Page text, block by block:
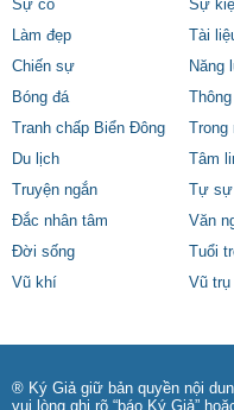
Sự cố
Sự
Làm đẹp
Tài
Chiến sự
Năng
Bóng đá
Tranh chấp Biển Đông
Trong
Du lịch
Tâm
Truyện ngắn
Tự sự
Đắc nhân tâm
Văn
Đời sống
Tuổi
Vũ khí
Vũ trụ
® Ký Giả giữ bản quyền nội
vui lòng ghi rõ “báo Ký Giả”